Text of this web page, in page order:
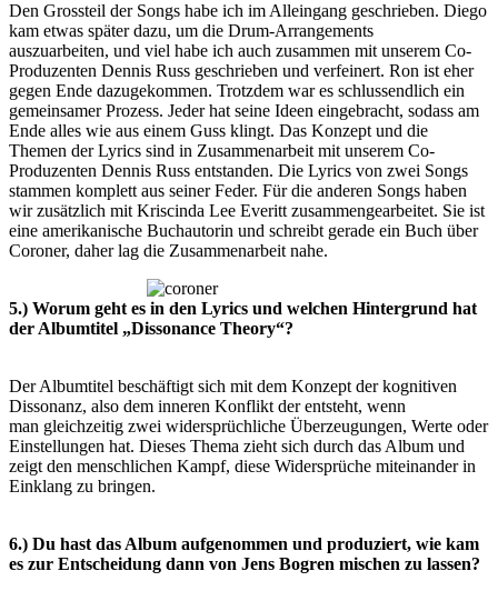
Den Grossteil der Songs habe ich im Alleingang geschrieben. Diego
kam etwas später dazu, um die Drum-Arrangements
auszuarbeiten, und viel habe ich auch zusammen mit unserem Co-
Produzenten Dennis Russ geschrieben und verfeinert. Ron ist eher
gegen Ende dazugekommen. Trotzdem war es schlussendlich ein
gemeinsamer Prozess. Jeder hat seine Ideen eingebracht, sodass am
Ende alles wie aus einem Guss klingt. Das Konzept und die
Themen der Lyrics sind in Zusammenarbeit mit unserem Co-
Produzenten Dennis Russ entstanden. Die Lyrics von zwei Songs
stammen komplett aus seiner Feder. Für die anderen Songs haben
wir zusätzlich mit Kriscinda Lee Everitt zusammengearbeitet. Sie ist
eine amerikanische Buchautorin und schreibt gerade ein Buch über
Coroner, daher lag die Zusammenarbeit nahe.
5.) Worum geht es in den Lyrics und welchen Hintergrund hat
der Albumtitel „Dissonance Theory“?
Der Albumtitel beschäftigt sich mit dem Konzept der kognitiven
Dissonanz, also dem inneren Konflikt der entsteht, wenn
man gleichzeitig zwei widersprüchliche Überzeugungen, Werte oder
Einstellungen hat. Dieses Thema zieht sich durch das Album und
zeigt den menschlichen Kampf, diese Widersprüche miteinander in
Einklang zu bringen.
6.) Du hast das Album aufgenommen und produziert, wie kam
es zur Entscheidung dann von Jens Bogren mischen zu lassen?